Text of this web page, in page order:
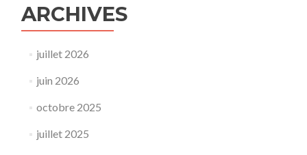
ARCHIVES
juillet 2026
juin 2026
octobre 2025
juillet 2025